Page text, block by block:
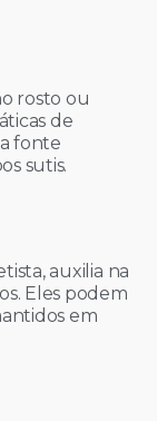
rosto ou
de
fonte
sutis.
auxilia na
Eles podem
em